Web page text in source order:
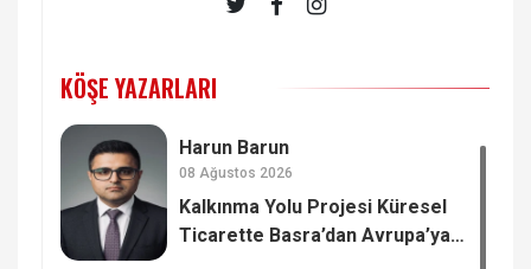
KÖŞE YAZARLARI
Harun Barun
08 Ağustos 2026
Kalkınma Yolu Projesi Küresel
Ticarette Basra’dan Avrupa’ya